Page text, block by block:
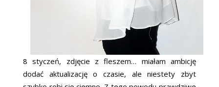
8 styczeń, zdjęcie z fleszem… miałam ambicję
dodać aktualizację o czasie, ale niestety zbyt